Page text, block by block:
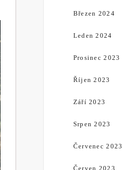
Březen 2024
Leden 2024
Prosinec 2023
Říjen 2023
Září 2023
Srpen 2023
Červenec 2023
Červen 2023